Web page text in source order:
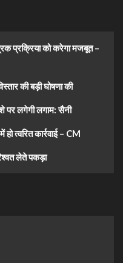
प्रक्रिया को करेगा मजबूत –
की बड़ी घोषणा की
पर लगेगी लगाम: सैनी
त्वरित कार्रवाई – CM
लेते पकड़ा